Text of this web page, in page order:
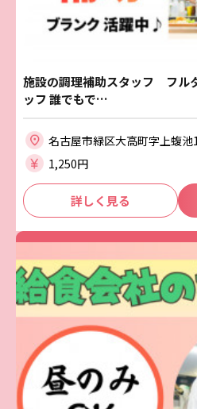
施設の調理補助スタッフ フル
ッフ 誰でもで…
名古屋市緑区大高町字上蝮池
1,250円
詳しく見る